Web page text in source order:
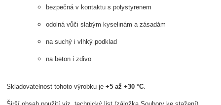
bezpečná v kontaktu s polystyrenem
odolná vůči slabým kyselinám a zásadám
na suchý i vlhký podklad
na beton i zdivo
Skladovatelnost tohoto výrobku je+5 až +30 °C.